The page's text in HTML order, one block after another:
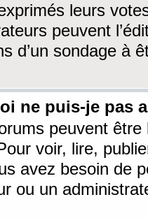
leurs
peuvent
d’un sondage à
ne puis-je pas
peuvent être
voir, lire,
avez besoin de
ou un